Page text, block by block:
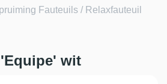
Fauteuils / Relaxfauteuil
wit